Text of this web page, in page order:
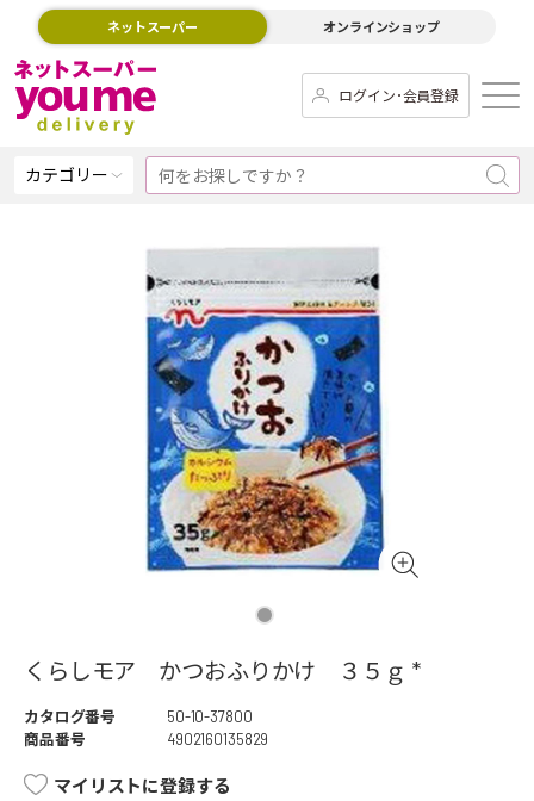
ネットスーパー オンラインショップ
ログイン･会員登録
カテゴリー
くらしモア かつおふりかけ ３５ｇ *
カタログ番号
50-10-37800
商品番号
4902160135829
マイリストに登録する